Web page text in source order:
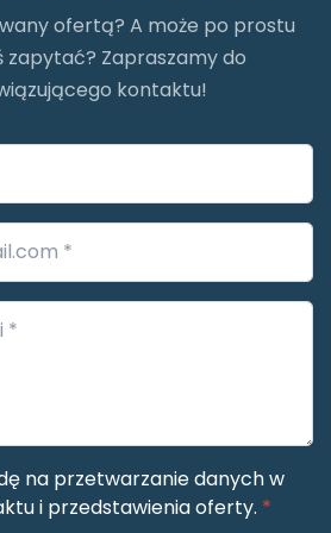
ofertą? A może po prostu
zapytać? Zapraszamy do
kontaktu!
na przetwarzanie danych w
i przedstawienia oferty. *